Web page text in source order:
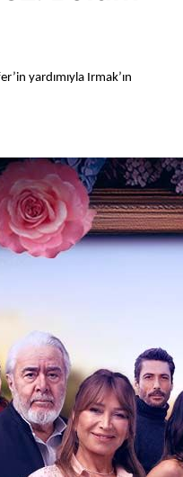
yardımıyla Irmak’ın